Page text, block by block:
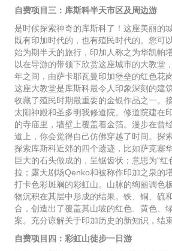
自费项目三：库斯科半天市区及周边游
是时候探索神奇的库斯科了！这座美丽的
既有印加时代的，也有殖民时代的。您可
始为期半天的旅行，印加人称之为华凯帕
以在导游的带领下欣赏这座城市的大教堂
年之间，由萨卡耶瓦曼印加堡垒的红色花
这座大教堂是库斯科最令人印象深刻的建
收藏了殖民时期最重要的金银作品之一。
太阳神殿和圣多明我修道院。修道院建在
的寺庙里，墙壁上覆盖着金箔。漫步在曾
道上，你会觉得自己仿佛穿越了时间。探
探索库斯科近郊的四个遗迹，比如萨克塞
巨大的石头做成的，呈锯齿状；意思为“红
拉；露天剧场Qenko和被称作印加之泉的
打卡色彩斑斓的彩虹山。山脉的绚丽调色
物沉积在其层中形成的结果。铁、铜、硫
合，创造出了覆盖其山坡的红色、黄色、
案。充分谅解关于印加历史的新知识，结
自费项目四：彩虹山徒步一日游